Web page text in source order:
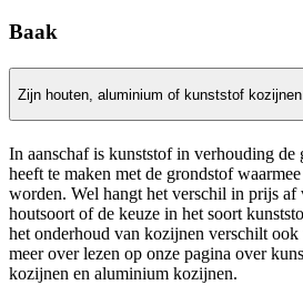
Baak
Zijn houten, aluminium of kunststof
In aanschaf is kunststof in verhouding de
heeft te maken met de grondstof
worden. Wel hangt het verschil in prijs af
houtsoort of de keuze in het soort
het onderhoud van kozijnen verschilt ook
meer over lezen op onze pagina over
kozijnen en aluminium kozijnen.